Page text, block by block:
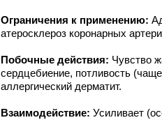
Ограничения к применению:
атеросклероз коронарных
Побочные действия: Чувство
сердцебиение, потливость
аллергический дерматит.
Взаимодействие: Усиливает